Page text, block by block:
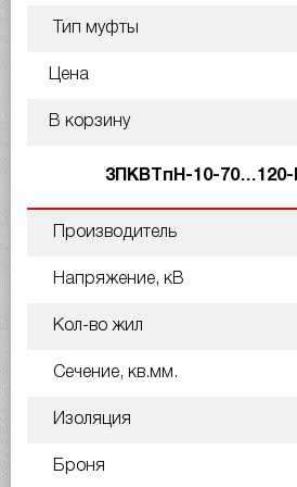
Тип муфты
Цена
В корзину
3ПКВТпН-10-
Производитель
Напряжение, кВ
Кол-во жил
Сечение, кв.мм.
Изоляция
Броня